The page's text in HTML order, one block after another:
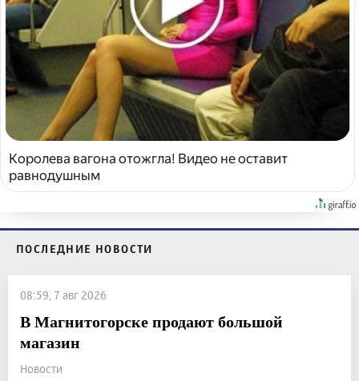
Королева вагона отожгла! Видео не оставит
равнодушным
ПОСЛЕДНИЕ НОВОСТИ
08:59, 7 авг 2026
В Магнитогорске продают большой
магазин
Новости